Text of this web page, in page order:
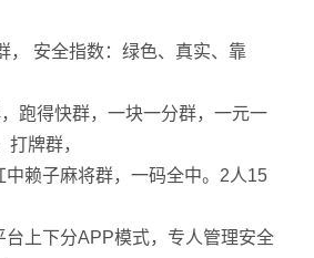
， 安全指数：绿色、真实、靠
快群，一块一分群，一元一
牌群，
中赖子麻将群，一码全中。2人15
台上下分APP模式，专人管理安全